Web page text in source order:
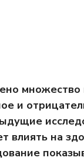
множество
и
влиять на